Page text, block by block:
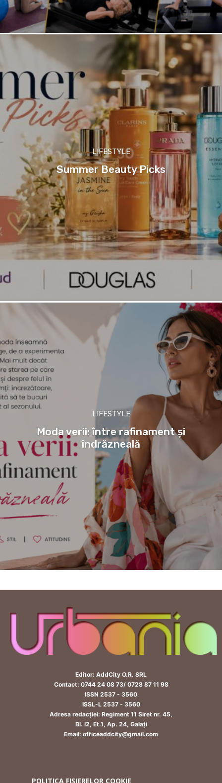
LIFESTYLE
Summer Beauty Picks
LIFESTYLE
Moda verii: între rafinament și
îndrăzneală
Editor: AddCity O.R. SRL
Contact: 0744 24 08 73/ 0728 87 11 98
ISSN 2537 - 3560
ISSL-L 2537 - 3560
Adresa redacției: Regiment 11 Siret nr. 45,
Bl. I2, Et.1, Ap. 24, Galați
Email: officeaddcity@gmail.com
POLITICA FIȘIERELOR COOKIE